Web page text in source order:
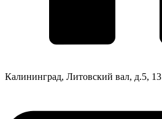
Калининград, Литовский вал, д.5, 13